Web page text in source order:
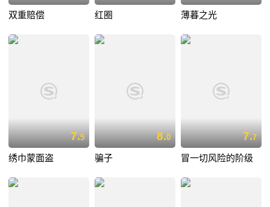
双重赔偿 红圈 薄暮之光
7.5
绣巾蒙面盗
8.0
骗子
7.7
冒一切风险的阶级